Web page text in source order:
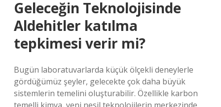
Geleceğin Teknolojisinde
Aldehitler katılma
tepkimesi verir mi?
Bugün laboratuvarlarda küçük ölçekli deneylerle
gördüğümüz şeyler, gelecekte çok daha büyük
sistemlerin temelini oluşturabilir. Özellikle karbon